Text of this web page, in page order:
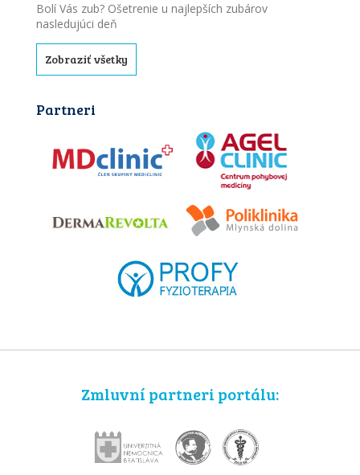
Bolí Vás zub? Ošetrenie u najlepších zubárov
nasledujúci deň
Zobraziť všetky
Partneri
Zmluvní partneri portálu: